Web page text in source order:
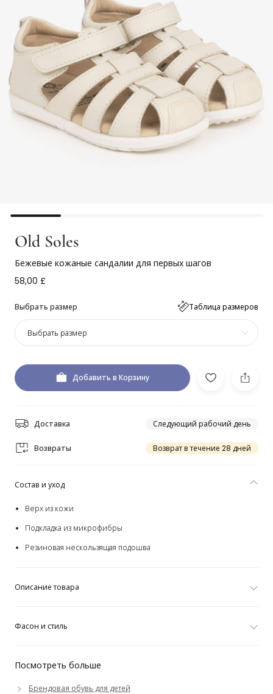
Old Soles
Бежевые кожаные сандалии для первых шагов
58,00 £
Выбрать размер Таблица размеров
Выбрать размер
Добавить в Корзину
Доставка Следующий рабочий день
Возвраты Возврат в течение 28 дней
Посмотреть больше
Брендовая обувь для детей
Состав и уход
Верх из кожи
Подкладка из микрофибры
Резиновая нескользящая подошва
Описание товара
Фасон и стиль